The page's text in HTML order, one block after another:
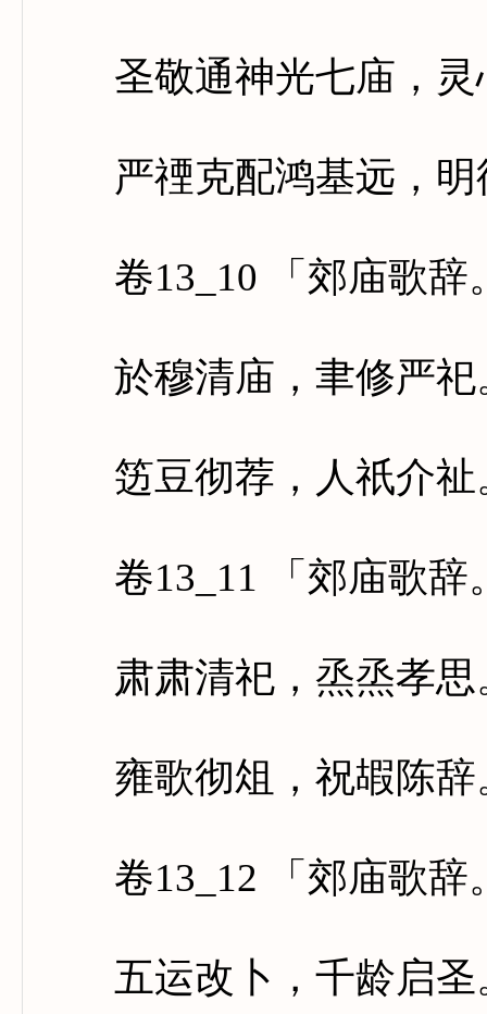
圣敬通神光七庙，灵
严禋克配鸿基远，明
卷13_10 「郊庙歌辞
於穆清庙，聿修严祀
笾豆彻荐，人祇介祉
卷13_11 「郊庙歌辞
肃肃清祀，烝烝孝思
雍歌彻俎，祝嘏陈辞
卷13_12 「郊庙歌辞
五运改卜，千龄启圣